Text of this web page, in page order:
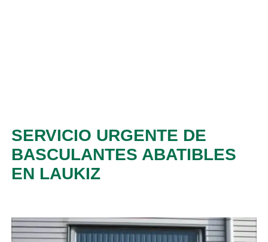
SERVICIO URGENTE DE
BASCULANTES ABATIBLES
EN LAUKIZ